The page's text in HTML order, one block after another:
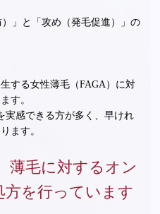
」と「攻め（発毛促進）」の
する女性薄毛（FAGA）に対
す。
実感できる方が多く、早けれ
ます。
薄毛に対するオン
方を行っています